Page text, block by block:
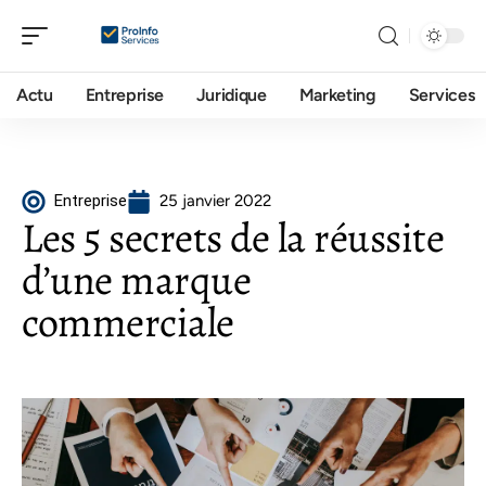
Actu Entreprise Juridique Marketing Services
Entreprise 25 janvier 2022
Les 5 secrets de la réussite
d’une marque
commerciale